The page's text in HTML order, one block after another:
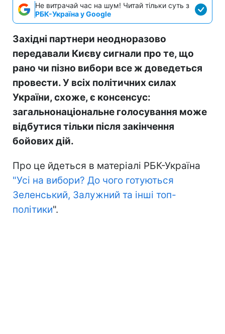
Не витрачай час на шум! Читай тільки суть з
РБК-Україна у Google
Західні партнери неодноразово
передавали Києву сигнали про те, що
рано чи пізно вибори все ж доведеться
провести. У всіх політичних силах
України, схоже, є консенсус:
загальнонаціональне голосування може
відбутися тільки після закінчення
бойових дій.
Про це йдеться в матеріалі РБК-Україна
"Усі на вибори? До чого готуються
Зеленський, Залужний та інші топ-
політики".